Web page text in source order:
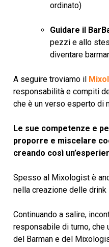
ordinato)
Guidare il
pezzi e allo
diventare
A seguire troviamo il
responsabilità e compiti
che è un verso esperto di
Le sue competenze e
proporre e miscelare
creando così
Spesso al Mixologist è
nella creazione delle drink
Continuando a salire,
responsabile di turno,
del Barman e del